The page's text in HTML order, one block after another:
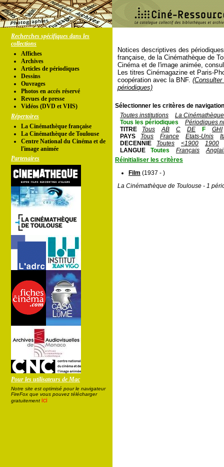
Recherches spécifiques dans les
collections
Affiches
Archives
Articles de périodiques
Dessins
Ouvrages
Photos en accés réservé
Revues de presse
Vidéos (DVD et VHS)
Répertoires
La Cinémathèque française
La Cinémathèque de Toulouse
Centre National du Cinéma et de
l'image animée
Partenaires
Pour les utilisateurs de Mac
Notre site est optimisé pour le navigateur
FireFox que vous pouvez télécharger
gratuitement ici
Notices descriptives des
française, de la Cinémathèque de
Cinéma et de l'image animée,
Les titres Cinémagazine et Paris-
coopération avec la BNF.
périodiques)
Sélectionner les critères de
Toutes institutions
La
Tous les périodiques
Périodiques
TITRE
Tous AB C DE F
GHI
PAYS
Tous France Etats-Unis
DECENNIE
Toutes <1900
1900
LANGUE
Toutes Français
Réinitialiser les critères
Film (1937 - )
La Cinémathèque de Toulouse - 1